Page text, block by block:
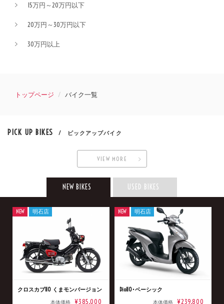
15万円～20万円以下
20万円～30万円以下
30万円以上
トップページ バイク一覧
PICK UP BIKES / ピックアップバイク
VIEW MORE
NEW BIKES USED BIKES
クロスカブ110 くまモンバージョン
本体価格 ¥385,000
NEW 明石店
Dio110･ベーシック
本体価格 ¥239,800
NEW 明石店